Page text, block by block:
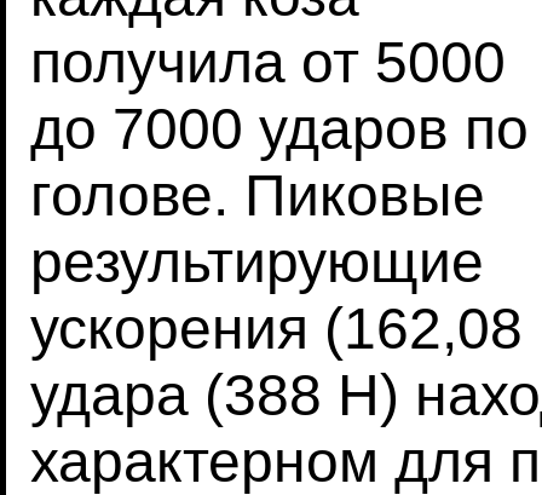
получила от 5000
до 7000 ударов по
голове. Пиковые
результирующие
ускорения
удара (388 Н)
характерном для